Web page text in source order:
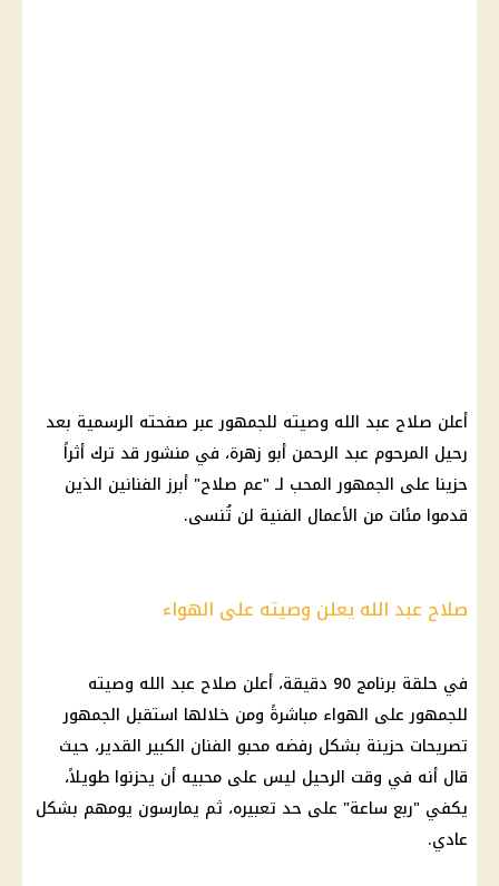
أعلن صلاح عبد الله وصيته للجمهور عبر صفحته الرسمية بعد
رحيل المرحوم عبد الرحمن أبو زهرة، في منشور قد ترك أثراً
حزينا على الجمهور المحب لـ "عم صلاح" أبرز الفنانين الذين
قدموا مئات من الأعمال الفنية لن تُنسى.
صلاح عبد الله يعلن وصيته على الهواء
في حلقة برنامج 90 دقيقة، أعلن صلاح عبد الله وصيته
للجمهور على الهواء مباشرةً ومن خلالها استقبل الجمهور
تصريحات حزينة بشكل رفضه محبو الفنان الكبير القدير، حيث
قال أنه في وقت الرحيل ليس على محبيه أن يحزنوا طويلاً،
يكفي "ربع ساعة" على حد تعبيره، ثم يمارسون يومهم بشكل
عادي.